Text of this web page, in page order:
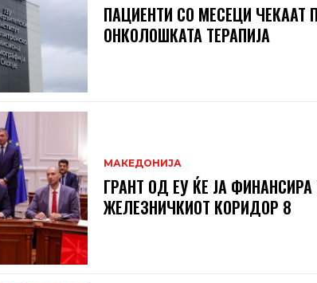
ПАЦИЕНТИ СО МЕСЕЦИ ЧЕКААТ
ОНКОЛОШКАТА ТЕРАПИЈА
МАКЕДОНИЈА
ГРАНТ ОД ЕУ ЌЕ ЈА
ЖЕЛЕЗНИЧКИОТ КОРИДОР 8